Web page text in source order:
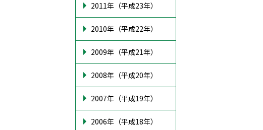
2011年（平成23年）
2010年（平成22年）
2009年（平成21年）
2008年（平成20年）
2007年（平成19年）
2006年（平成18年）